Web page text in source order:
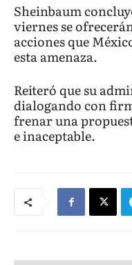
Sheinbaum
viernes se
acciones que
esta amenaza.
Reiteró que su
dialogando con
frenar una
e inaceptable.